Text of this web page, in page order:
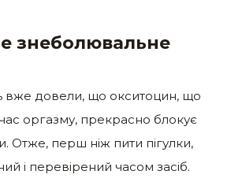
знеболювальне
вже довели, що окситоцин, що
оргазму, прекрасно блокує
Отже, перш ніж пити пігулки,
і перевірений часом засіб.